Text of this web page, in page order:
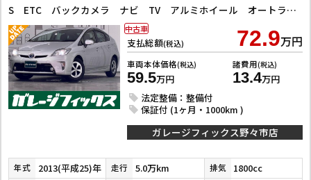
S ETC バックカメラ ナビ TV アルミホイール オートライト HID CVT スマートキー 電動格納ミラー 盗難防止システム Bluetooth 衝突安全ボディ ABS ESC エアコン
支払総額(税込) 72.9万円
車両本体価格(税込)
59.5万円
諸費用(税込)
13.4万円
法定整備：整備付
保証付 (1ヶ月・1000km )
中古車
ガレージフィックス野々市店
年式 2013(平成25)年 走行 5.0万km 排気 1800cc